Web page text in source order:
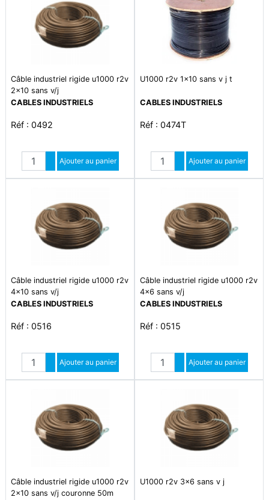
Câble industriel rigide u1000 r2v
2x10 sans v/j
CABLES INDUSTRIELS
Réf : 0492
Quantité
Augmenter quantité
Diminuer quantité
Ajouter au panier
U1000 r2v 1x10 sans v j t
CABLES INDUSTRIELS
Réf : 0474T
Quantité
Augmenter quantité
Diminuer quantité
Ajouter au panier
Câble industriel rigide u1000 r2v
4x10 sans v/j
CABLES INDUSTRIELS
Réf : 0516
Quantité
Augmenter quantité
Diminuer quantité
Ajouter au panier
Câble industriel rigide u1000 r2v
4x6 sans v/j
CABLES INDUSTRIELS
Réf : 0515
Quantité
Augmenter quantité
Diminuer quantité
Ajouter au panier
Câble industriel rigide u1000 r2v
2x10 sans v/j couronne 50m
U1000 r2v 3x6 sans v j